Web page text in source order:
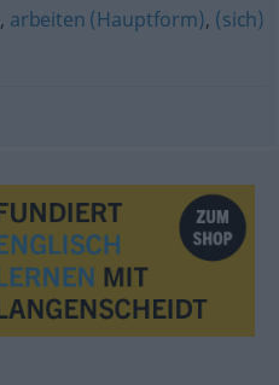
, arbeiten (Hauptform), (sich)